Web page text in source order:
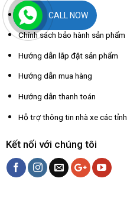
Chính sách đổi trả
Chính sách bảo hành sản phẩm
Hướng dẫn lắp đặt sản phẩm
Hướng dẫn mua hàng
Hướng dẫn thanh toán
Hỗ trợ thông tin nhà xe các tỉnh
Kết nối với chúng tôi
CALL NOW